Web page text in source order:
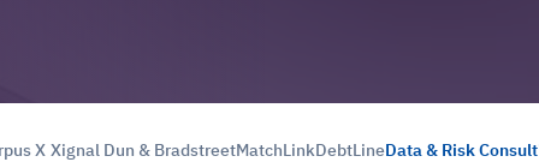
XXignalDun & BradstreetMatchLinkDebtLineData & Risk